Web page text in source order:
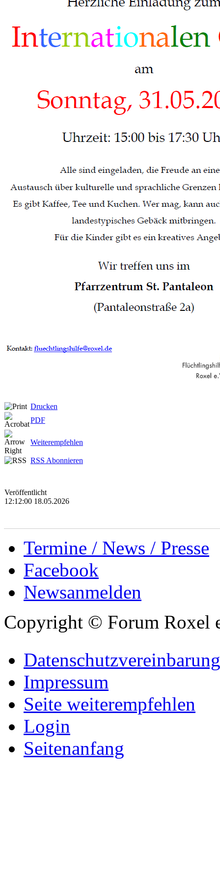
Drucken
PDF
Weiterempfehlen
RSS Abonnieren
Veröffentlicht
12:12:00 18.05.2026
Termine / News / Presse
Facebook
Newsanmelden
Copyright © Forum Roxel
Datenschutzvereinbarung
Impressum
Seite weiterempfehlen
Login
Seitenanfang